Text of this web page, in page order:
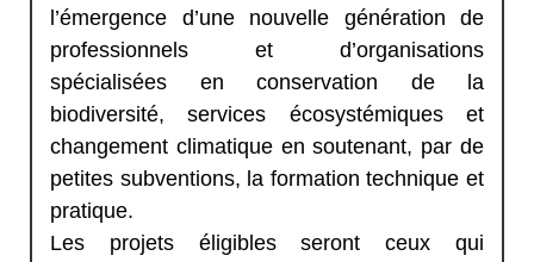
l’émergence d’une nouvelle génération de
professionnels et d’organisations
spécialisées en conservation de la
biodiversité, services écosystémiques et
changement climatique en soutenant, par de
petites subventions, la formation technique et
pratique.
Les projets éligibles seront ceux qui